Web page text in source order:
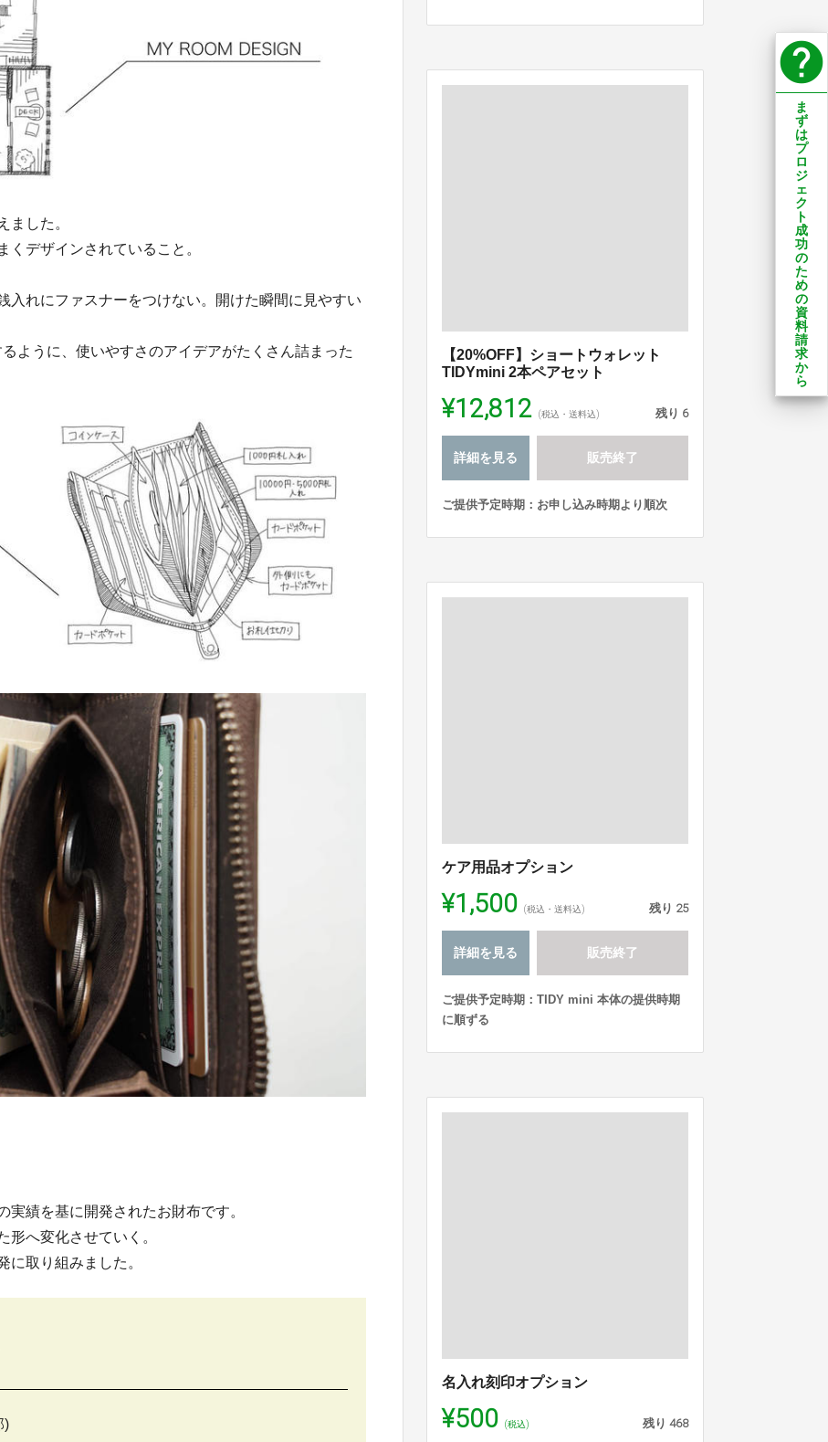
ました。
デザインされていること。
入れにファスナーをつけない。開けた瞬間に見やすい
ように、使いやすさのアイデアがたくさん詰まった
績を基に開発されたお財布です。
形へ変化させていく。
に取り組みました。
)
【20%OFF】ショートウォレット
TIDYmini 2本ペアセット
¥12,812 (税込・送料込) 残り 6
詳細を見る 販売終了
ご提供予定時期：お申し込み時期より順次
ケア用品オプション
¥1,500 (税込・送料込) 残り 25
詳細を見る 販売終了
ご提供予定時期：TIDY mini 本体の提供時期
に順ずる
名入れ刻印オプション
¥500 (税込) 残り 468
help
ま
ず
は
プ
ロ
ジ
ェ
ク
ト
成
功
の
た
め
の
資
料
請
求
か
ら